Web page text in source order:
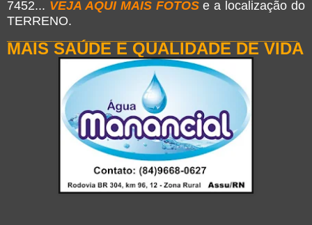
7452... VEJA AQUI MAIS FOTOS e a localização do
TERRENO.
MAIS SAÚDE E QUALIDADE DE VIDA